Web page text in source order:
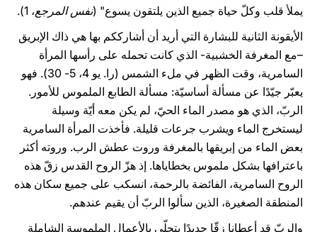
يملأ قلب وكلّ حياة جميع الذين يلتقون يسوع" (نفس المرجع، 1).
الأيقونة الثانية للبشارة التي أريد أن أشارككم بها هي ذاك الإبريق
–مع المغرفة الخشبية- الذي كانت تحمله على رأسها المرأة
السامرية، وقت الظهر في ملء الشمس (را. يو 4، 5- 30). فهو
يعبّر جيّدًا عن مسألة أساسيّة: مسألة الطابع الملموس للأمور.
الربّ، الذي هو مصدر الماء الحيّ، لم يكن معه أيّة وسيلة
ليستخرج الماء ويشرب جرعات قليلة. فأخذت المرأة السامرية
بعض الماء من إبريقها بالمغرفة وروت عطش الرب. وروته أكثر
باعترافها بشكل ملموس بخطاياها. إذ هزّ الروح القدس زقّ هذه
الروح السامرية، الفائضة بالرحمة، انسكب على جميع سكان هذه
المنطقة الصغيرة، الذين سألوا الربّ أن يقيم عندهم.
والربّ قد أعطانا زقّا جديدًا يتحلّى بالأعمال الملموسة الشاملة